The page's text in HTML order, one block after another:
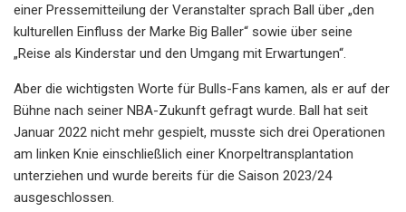
einer Pressemitteilung der Veranstalter sprach Ball über „den
kulturellen Einfluss der Marke Big Baller“ sowie über seine
„Reise als Kinderstar und den Umgang mit Erwartungen“.
Aber die wichtigsten Worte für Bulls-Fans kamen, als er auf der
Bühne nach seiner NBA-Zukunft gefragt wurde. Ball hat seit
Januar 2022 nicht mehr gespielt, musste sich drei Operationen
am linken Knie einschließlich einer Knorpeltransplantation
unterziehen und wurde bereits für die Saison 2023/24
ausgeschlossen.